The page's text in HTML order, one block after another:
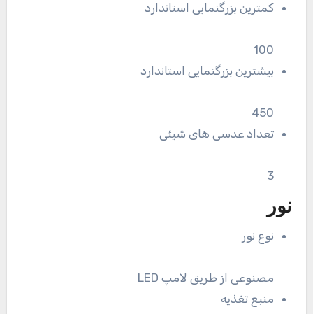
کمترین بزرگنمایی استاندارد
100
بیشترین بزرگنمایی استاندارد
450
تعداد عدسی های شیئی
3
نور
نوع نور
مصنوعی از طریق لامپ LED
منبع تغذیه